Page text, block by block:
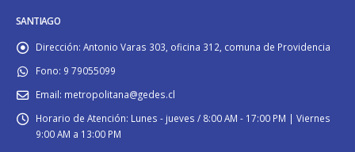
SANTIAGO
Dirección: Antonio Varas 303, oficina 312, comuna de Providencia
Fono: 9 79055099
Email: metropolitana@gedes.cl
Horario de Atención: Lunes - jueves / 8:00 AM - 17:00 PM | Viernes
9:00 AM a 13:00 PM